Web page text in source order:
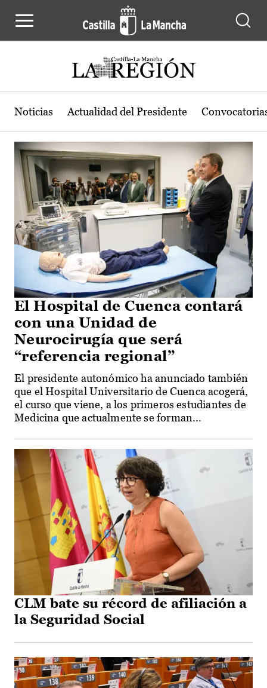
Actualidad de la región de Castilla-
Noticias Actualidad del Presidente
El Hospital de Cuenca contará
con una Unidad de
Neurocirugía que será
“referencia regional”
El presidente autonómico ha anunciado también
que el Hospital Universitario de Cuenca acogerá,
el curso que viene, a los primeros estudiantes de
Medicina que actualmente se forman...
CLM bate su récord de afiliación a
la Seguridad Social